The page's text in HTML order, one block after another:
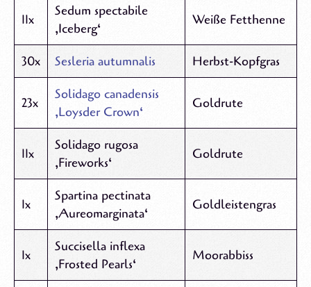
11x
Sedum spectabile
‚Iceberg‘
Weiße Fetthenne
30x Sesleria autumnalis Herbst-Kopfgras
23x
Solidago canadensis
‚Loysder Crown‘
Goldrute
11x
Solidago rugosa
‚Fireworks‘
Goldrute
1x
Spartina pectinata
‚Aureomarginata‘
Goldleistengras
1x
Succisella inflexa
‚Frosted Pearls‘
Moorabbiss